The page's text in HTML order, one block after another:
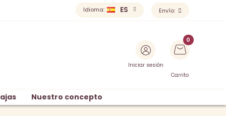
Idioma: ES Envío:
Iniciar sesión
Carrito
Nuestro concepto